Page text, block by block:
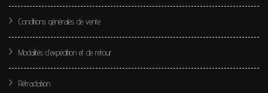
Conditions générales de vente
Modalités d’expédition et de retour
Rétractation